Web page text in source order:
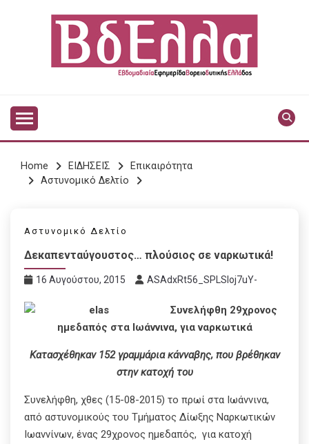
VDELLA
Home ΕΙΔΗΣΕΙΣ
Επικαιρότητα
Αστυνομικό Δελτίο
Αστυνομικό Δελτίο
Δεκαπενταύγουστος… πλούσιος σε ναρκωτικά!
16 Αυγούστου, 2015 ASAdxRt56_SPLSIoj7uY-
Συνελήφθη 29χρονος
ημεδαπός στα Ιωάννινα, για ναρκωτικά
Κατασχέθηκαν 152 γραμμάρια κάνναβης, που βρέθηκαν
στην κατοχή του
Συνελήφθη, χθες (15-08-2015) το πρωί στα Ιωάννινα,
από αστυνομικούς του Τμήματος Δίωξης Ναρκωτικών
Ιωαννίνων, ένας 29χρονος ημεδαπός, για κατοχή